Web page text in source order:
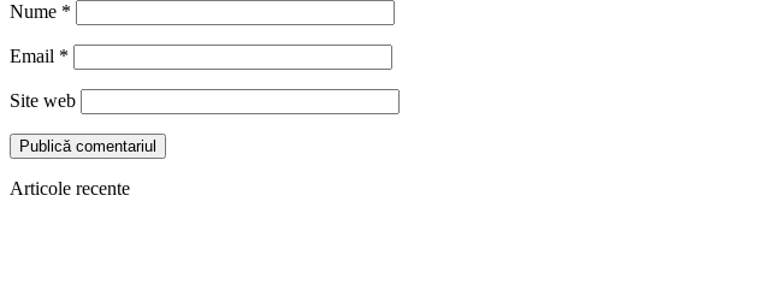
Nume *
Email *
Site web
Articole recente